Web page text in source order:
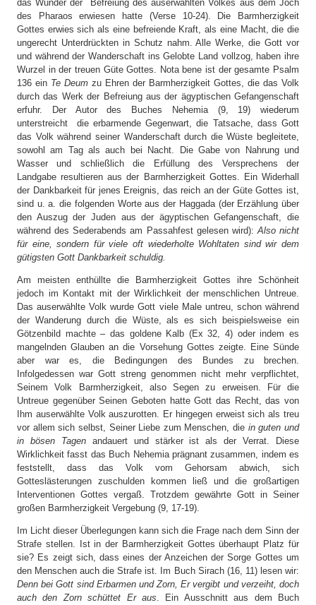
das Wunder der Befreiung des auserwählten Volkes aus dem Joch
des Pharaos erwiesen hatte (Verse 10-24). Die Barmherzigkeit
Gottes erwies sich als eine befreiende Kraft, als eine Macht, die die
ungerecht Unterdrückten in Schutz nahm. Alle Werke, die Gott vor
und während der Wanderschaft ins Gelobte Land vollzog, haben ihre
Wurzel in der treuen Güte Gottes. Nota bene ist der gesamte Psalm
136 ein Te Deum zu Ehren der Barmherzigkeit Gottes, die das Volk
durch das Werk der Befreiung aus der ägyptischen Gefangenschaft
erfuhr. Der Autor des Buches Nehemia (9, 19) wiederum
unterstreicht die erbarmende Gegenwart, die Tatsache, dass Gott
das Volk während seiner Wanderschaft durch die Wüste begleitete,
sowohl am Tag als auch bei Nacht. Die Gabe von Nahrung und
Wasser und schließlich die Erfüllung des Versprechens der
Landgabe resultieren aus der Barmherzigkeit Gottes. Ein Widerhall
der Dankbarkeit für jenes Ereignis, das reich an der Güte Gottes ist,
sind u. a. die folgenden Worte aus der Haggada (der Erzählung über
den Auszug der Juden aus der ägyptischen Gefangenschaft, die
während des Sederabends am Passahfest gelesen wird):Also nicht
für eine, sondern für viele oft wiederholte Wohltaten sind wir dem
gütigsten Gott Dankbarkeit schuldig.
Am meisten enthüllte die Barmherzigkeit Gottes ihre Schönheit
jedoch im Kontakt mit der Wirklichkeit der menschlichen Untreue.
Das auserwählte Volk wurde Gott viele Male untreu, schon während
der Wanderung durch die Wüste, als es sich beispielsweise ein
Götzenbild machte – das goldene Kalb (Ex 32, 4) oder indem es
mangelnden Glauben an die Vorsehung Gottes zeigte. Eine Sünde
aber war es, die Bedingungen des Bundes zu brechen.
Infolgedessen war Gott streng genommen nicht mehr verpflichtet,
Seinem Volk Barmherzigkeit, also Segen zu erweisen. Für die
Untreue gegenüber Seinen Geboten hatte Gott das Recht, das von
Ihm auserwählte Volk auszurotten. Er hingegen erweist sich als treu
vor allem sich selbst, Seiner Liebe zum Menschen, die in guten und
in bösen Tagenandauert und stärker ist als der Verrat. Diese
Wirklichkeit fasst das Buch Nehemia prägnant zusammen, indem es
feststellt, dass das Volk vom Gehorsam abwich, sich
Gotteslästerungen zuschulden kommen ließ und die großartigen
Interventionen Gottes vergaß. Trotzdem gewährte Gott in Seiner
großen Barmherzigkeit Vergebung (9, 17-19).
Im Licht dieser Überlegungen kann sich die Frage nach dem Sinn der
Strafe stellen. Ist in der Barmherzigkeit Gottes überhaupt Platz für
sie? Es zeigt sich, dass eines der Anzeichen der Sorge Gottes um
den Menschen auch die Strafe ist. Im Buch Sirach (16, 11) lesen wir:
Denn bei Gott sind Erbarmen und Zorn, Er vergibt und verzeiht, doch
auch den Zorn schüttet Er aus. Ein Ausschnitt aus dem Buch